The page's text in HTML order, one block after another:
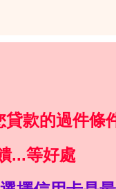
貸款的過件條
...等好處